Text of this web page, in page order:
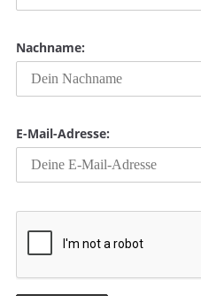
Nachname:
E-Mail-Adresse: